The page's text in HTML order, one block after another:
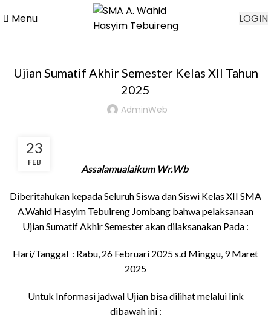
Menu LOGIN
Ujian Sumatif Akhir Semester Kelas XII Tahun
2025
AdminWeb
23
FEB
Assalamualaikum Wr.Wb
Diberitahukan kepada Seluruh Siswa dan Siswi Kelas XII SMA
A.Wahid Hasyim Tebuireng Jombang bahwa pelaksanaan
Ujian Sumatif Akhir Semester akan dilaksanakan Pada :
Hari/Tanggal : Rabu, 26 Februari 2025 s.d Minggu, 9 Maret
2025
Untuk Informasi jadwal Ujian bisa dilihat melalui link
dibawah ini :